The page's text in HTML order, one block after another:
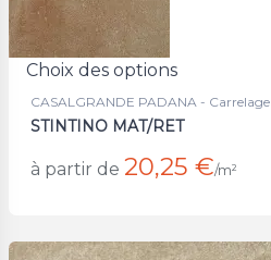
Choix des options
CASALGRANDE PADANA - Carrelage
STINTINO MAT/RET
à partir de 20,25 €/m²